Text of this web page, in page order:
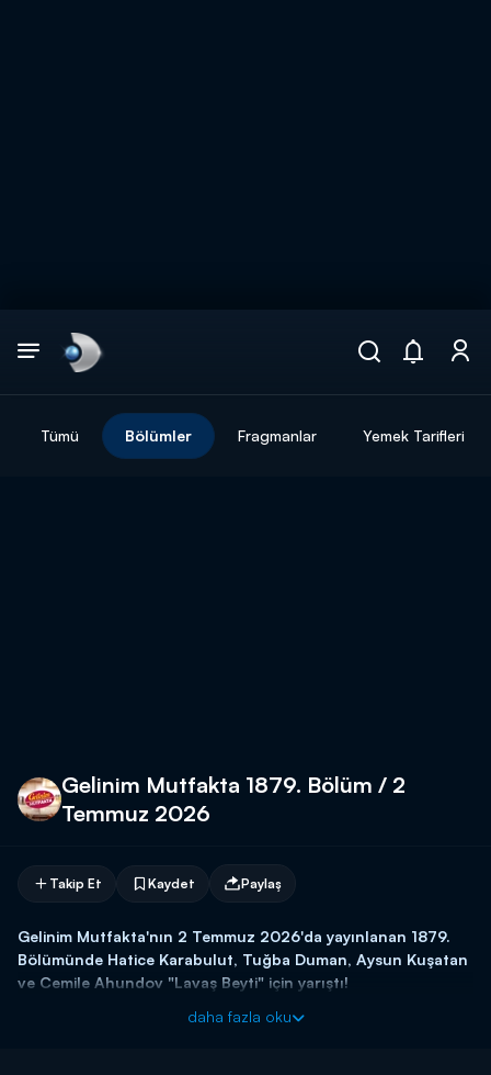
Tümü Bölümler Fragmanlar Yemek Tarifleri
Gelinim Mutfakta 1879. Bölüm / 2
Temmuz 2026
Takip Et Kaydet Paylaş
Gelinim Mutfakta'nın 2 Temmuz 2026'da yayınlanan 1879.
Bölümünde Hatice Karabulut, Tuğba Duman, Aysun Kuşatan
ve Cemile Ahundov "Lavaş Beyti" için yarıştı!
Başladığı tarihten itibaren hafta birincilerine 15 altın bilezik ödül
daha fazla oku